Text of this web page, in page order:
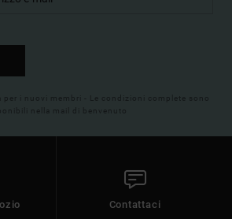
per i nuovi membri - Le condizioni complete sono
nella mail di benvenuto
Contattaci